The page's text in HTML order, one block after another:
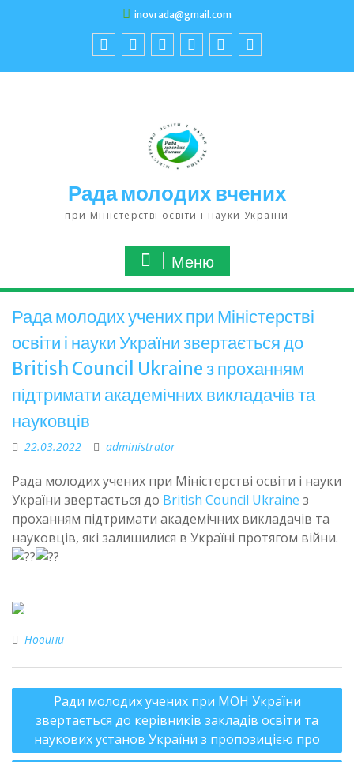
inovrada@gmail.com
Рада молодих вчених
при Міністерстві освіти і науки України
Меню
Рада молодих учених при Міністерстві
освіти і науки України звертається до
British Council Ukraine з проханням
підтримати академічних викладачів та
науковців
22.03.2022 administrator
Рада молодих учених при Міністерстві освіти і науки
України звертається до British Council Ukraine з
проханням підтримати академічних викладачів та
науковців, які залишилися в Україні протягом війни.
Новини
Ради молодих учених при МОН України
звертається до керівників закладів освіти та
наукових установ України з пропозицією про